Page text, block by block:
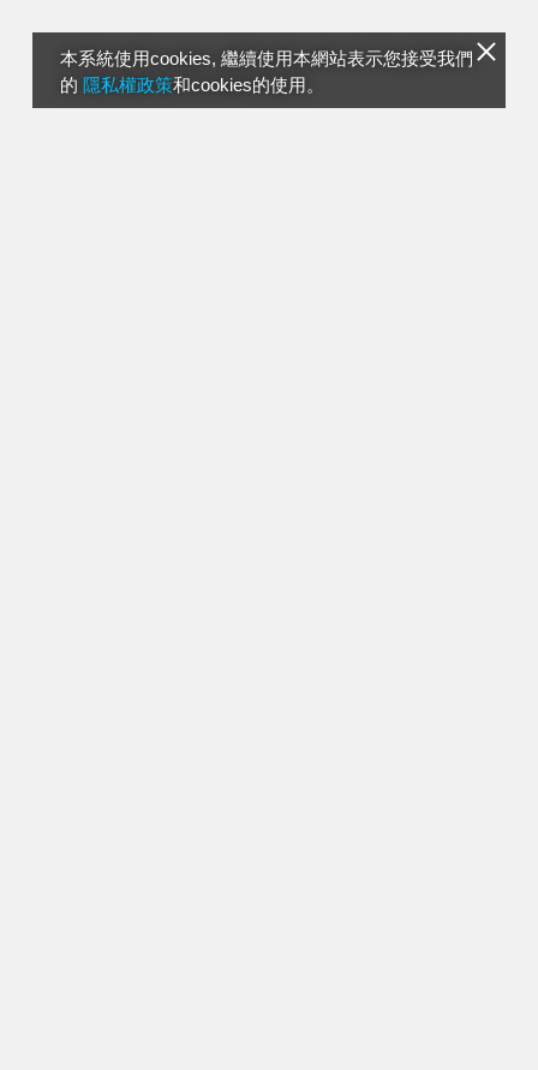
本系統使用cookies, 繼續使用本網站表示您接受我們
的 隱私權政策和cookies的使用。